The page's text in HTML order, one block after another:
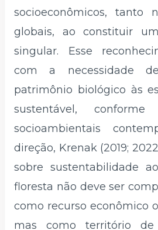
socioeconômicos, tanto
globais, ao constituir
singular. Esse
com a necessidade
patrimônio biológico às
sustentável,
socioambientais
direção, Krenak (2019;
sobre sustentabilidade
floresta não deve ser
como recurso econômico
mas como território de